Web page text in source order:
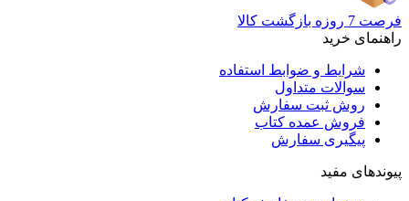
فرصت 7 روزه بازگشت کالا
راهنمای خرید
شرایط و ضوابط استفاده
سوالات متداول
روش ثبت سفارش
فروش عمده کتاب
پیگیری سفارش
پیوندهای مفید